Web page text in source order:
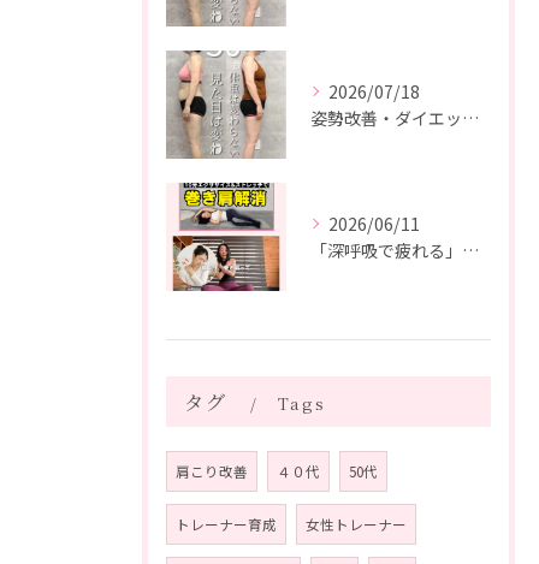
2026/07/18
姿勢改善・ダイエット・ピラティス【５０代・M様】
2026/06/11
「深呼吸で疲れる」の、実は普通じゃありません。
タグ Tags
肩こり改善 ４０代 50代
トレーナー育成 女性トレーナー